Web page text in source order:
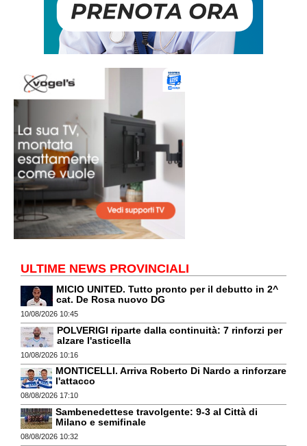
ULTIME NEWS PROVINCIALI
MICIO UNITED. Tutto pronto per il debutto in 2^
cat. De Rosa nuovo DG
10/08/2026 10:45
POLVERIGI riparte dalla continuità: 7 rinforzi per
alzare l'asticella
10/08/2026 10:16
MONTICELLI. Arriva Roberto Di Nardo a rinforzare
l'attacco
08/08/2026 17:10
Sambenedettese travolgente: 9-3 al Città di
Milano e semifinale
08/08/2026 10:32